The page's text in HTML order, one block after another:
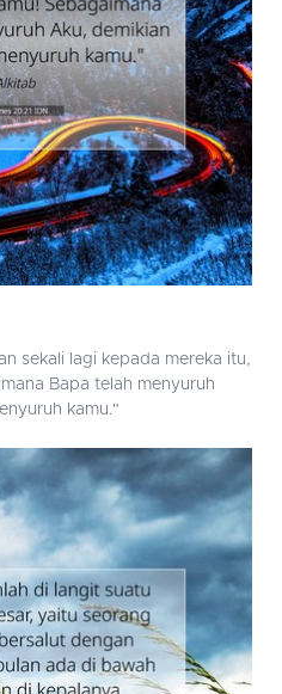
sekali lagi kepada mereka itu,
Bapa telah menyuruh
kamu."